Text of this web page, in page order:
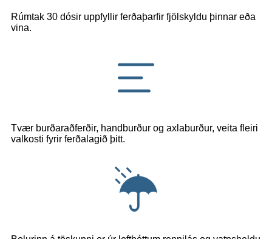
Rúmtak 30 dósir uppfyllir ferðaþarfir fjölskyldu þinnar eða
vina.
Tvær burðaraðferðir, handburður og axlaburður, veita fleiri
valkosti fyrir ferðalagið þitt.